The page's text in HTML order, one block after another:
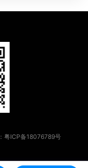
粤ICP备18076789号